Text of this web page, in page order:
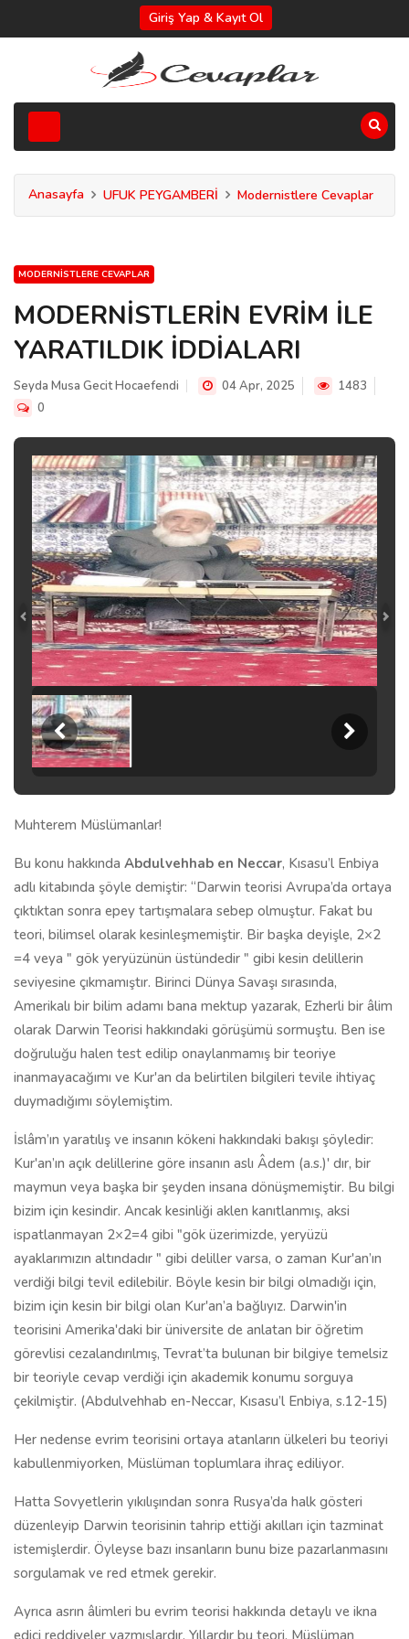
Giriş Yap & Kayıt Ol
Anasayfa UFUK PEYGAMBERİ Modernistlere Cevaplar
MODERNISTLERE CEVAPLAR
MODERNİSTLERİN EVRİM İLE
YARATILDIK İDDİALARI
Seyda Musa Gecit Hocaefendi 04 Apr, 2025
1483
0
Muhterem Müslümanlar!
Bu konu hakkında Abdulvehhab en Neccar, Kısasu’l Enbiya
adlı kitabında şöyle demiştir: “Darwin teorisi Avrupa’da ortaya
çıktıktan sonra epey tartışmalara sebep olmuştur. Fakat bu
teori, bilimsel olarak kesinleşmemiştir. Bir başka deyişle, 2×2
=4 veya " gök yeryüzünün üstündedir " gibi kesin delillerin
seviyesine çıkmamıştır. Birinci Dünya Savaşı sırasında,
Amerikalı bir bilim adamı bana mektup yazarak, Ezherli bir âlim
olarak Darwin Teorisi hakkındaki görüşümü sormuştu. Ben ise
doğruluğu halen test edilip onaylanmamış bir teoriye
inanmayacağımı ve Kur'an da belirtilen bilgileri tevile ihtiyaç
duymadığımı söylemiştim.
İslâm’ın yaratılış ve insanın kökeni hakkındaki bakışı şöyledir:
Kur'an’ın açık delillerine göre insanın aslı Âdem (a.s.)' dır, bir
maymun veya başka bir şeyden insana dönüşmemiştir. Bu bilgi
bizim için kesindir. Ancak kesinliği aklen kanıtlanmış, aksi
ispatlanmayan 2×2=4 gibi "gök üzerimizde, yeryüzü
ayaklarımızın altındadır " gibi deliller varsa, o zaman Kur'an’ın
verdiği bilgi tevil edilebilir. Böyle kesin bir bilgi olmadığı için,
bizim için kesin bir bilgi olan Kur'an’a bağlıyız. Darwin'in
teorisini Amerika'daki bir üniversite de anlatan bir öğretim
görevlisi cezalandırılmış, Tevrat’ta bulunan bir bilgiye temelsiz
bir teoriyle cevap verdiği için akademik konumu sorguya
çekilmiştir. (Abdulvehhab en-Neccar, Kısasu’l Enbiya, s.12-15)
Her nedense evrim teorisini ortaya atanların ülkeleri bu teoriyi
kabullenmiyorken, Müslüman toplumlara ihraç ediliyor.
Hatta Sovyetlerin yıkılışından sonra Rusya’da halk gösteri
düzenleyip Darwin teorisinin tahrip ettiği akılları için tazminat
istemişlerdir. Öyleyse bazı insanların bunu bize pazarlanmasını
sorgulamak ve red etmek gerekir.
Ayrıca asrın âlimleri bu evrim teorisi hakkında detaylı ve ikna
edici reddiyeler yazmışlardır. Yıllardır bu teori, Müslüman